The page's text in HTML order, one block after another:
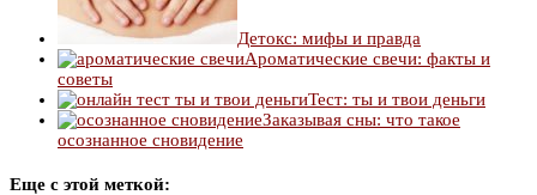
Детокс: мифы и правда
Ароматические свечи: факты и
советы
Тест: ты и твои деньги
Заказывая сны: что такое
осознанное сновидение
Еще с этой меткой: